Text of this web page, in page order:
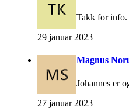
Takk for info.
29 januar 2023
Magnus
Johannes er
27 januar 2023